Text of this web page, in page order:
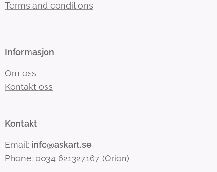
Terms and conditions
Informasjon
Om oss
Kontakt oss
Kontakt
Email: info@askart.se
Phone: 0034 621327167 (Orion)